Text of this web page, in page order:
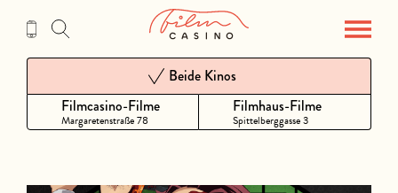
Inhalt
Filmcasino-Filme
Margaretenstraße 78
Beide Kinos
Filmhaus-Filme
Spittelberggasse 3